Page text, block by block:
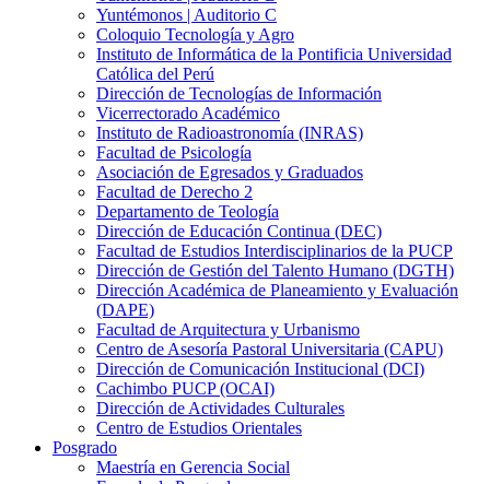
Yuntémonos | Auditorio C
Coloquio Tecnología y Agro
Instituto de Informática de la Pontificia Universidad
Católica del Perú
Dirección de Tecnologías de Información
Vicerrectorado Académico
Instituto de Radioastronomía (INRAS)
Facultad de Psicología
Asociación de Egresados y Graduados
Facultad de Derecho 2
Departamento de Teología
Dirección de Educación Continua (DEC)
Facultad de Estudios Interdisciplinarios de la PUCP
Dirección de Gestión del Talento Humano (DGTH)
Dirección Académica de Planeamiento y Evaluación
(DAPE)
Facultad de Arquitectura y Urbanismo
Centro de Asesoría Pastoral Universitaria (CAPU)
Dirección de Comunicación Institucional (DCI)
Cachimbo PUCP (OCAI)
Dirección de Actividades Culturales
Centro de Estudios Orientales
Posgrado
Maestría en Gerencia Social